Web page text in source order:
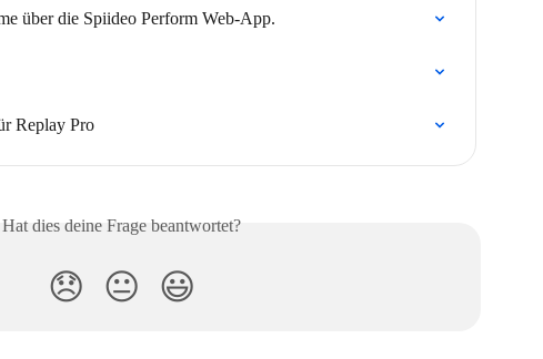
über die Spiideo Perform Web-App.
Replay Pro
Hat dies deine Frage beantwortet?
😞 😐 😃